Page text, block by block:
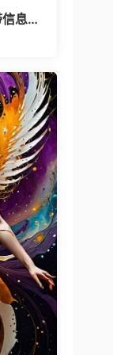
息样
-金发